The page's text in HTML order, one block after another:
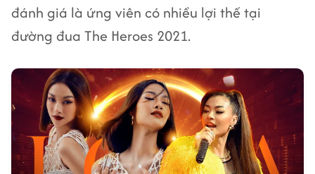
đánh giá là ứng viên có nhiều lợi thế tại
đường đua The Heroes 2021.